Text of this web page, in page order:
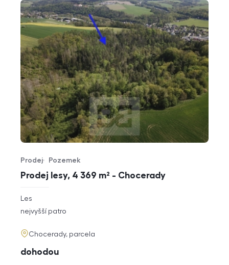
Prodej lesy, 4 369 m² - Chocerady
Typ nabídky
Prodej
Typ nemovitosti
Pozemek
rozměry
dispozice
Les
funkce
nejvyšší patro
adresa
Chocerady, parcela
cena
dohodou